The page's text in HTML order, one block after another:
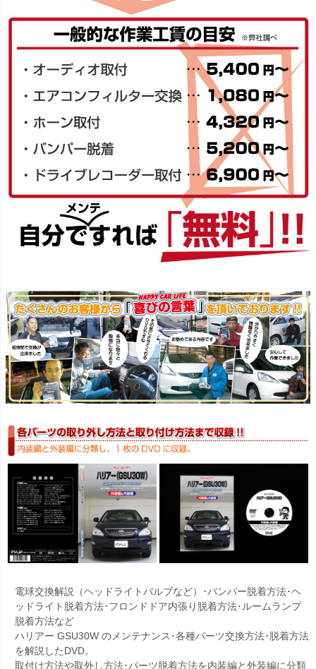
電球交換解説（ヘッドライトバルブなど）･バンパー脱着方法･ヘ
ッドライト脱着方法･フロンドドア内張り脱着方法･ルームランプ
脱着方法など
ハリアー GSU30W のメンテナンス･各種パーツ交換方法･脱着方法
を解説したDVD。
取付け方法や取外し方法･パーツ脱着方法を内装編と外装編に分類